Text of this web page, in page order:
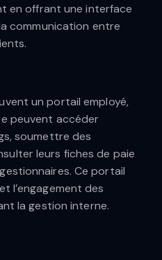
en offrant une interface
communication entre
un portail employé,
peuvent accéder
soumettre des
leurs fiches de paie
Ce portail
l’engagement des
la gestion interne.